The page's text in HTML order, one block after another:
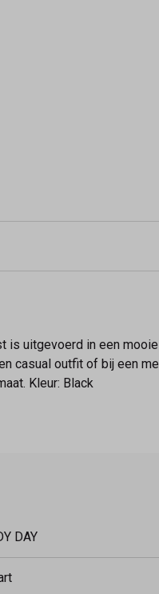
is uitgevoerd in een
casual outfit of bij een
Kleur: Black
DAY